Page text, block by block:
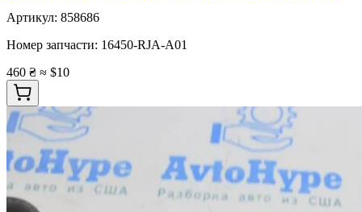
Артикул: 858686
Номер запчасти: 16450-RJA-A01
460 ₴ ≈ $10